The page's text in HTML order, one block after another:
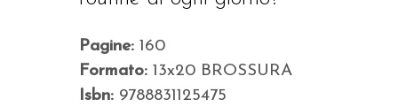
Pagine: 160
Formato: 13x20 BROSSURA
Isbn: 9788831125475